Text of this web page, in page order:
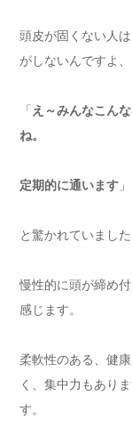
頭皮が固くない人
がしないんですよ
「え～みんなこん
ね。
定期的に通います 」
と驚かれていました
慢性的に頭が締め
感じます。
柔軟性のある、健
く、集中力もあり
す。